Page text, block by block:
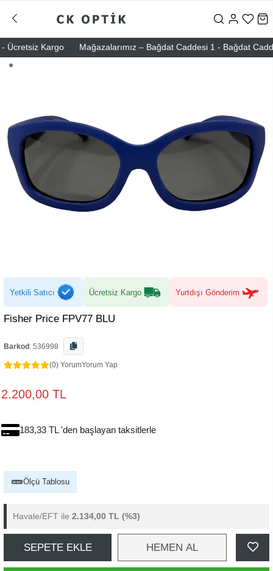
Kargo Mağazalarımız – Bağdat Caddesi 1 - Bağdat
Yetkili Satıcı Ücretsiz Kargo Yurtdışı Gönderim
Fisher Price FPV77 BLU
Barkod : 536998
(0) YorumYorum Yap
2.200,00 TL
183,33 TL 'den başlayan taksitlerle
Ölçü Tablosu
Havale/EFT ile 2.134,00 TL (%3)
SEPETE EKLE HEMEN AL